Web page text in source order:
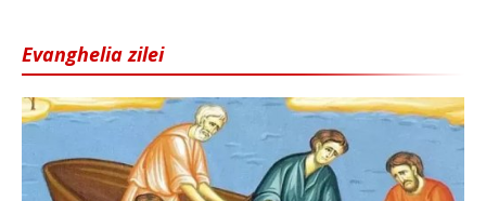
Evanghelia zilei